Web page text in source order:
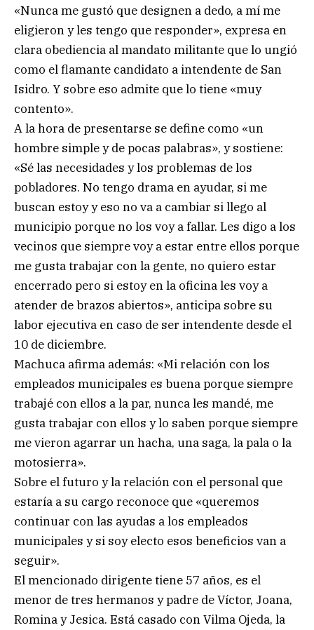
«Nunca me gustó que designen a dedo, a mí me
eligieron y les tengo que responder», expresa en
clara obediencia al mandato militante que lo ungió
como el flamante candidato a intendente de San
Isidro. Y sobre eso admite que lo tiene «muy
contento».
A la hora de presentarse se define como «un
hombre simple y de pocas palabras», y sostiene:
«Sé las necesidades y los problemas de los
pobladores. No tengo drama en ayudar, si me
buscan estoy y eso no va a cambiar si llego al
municipio porque no los voy a fallar. Les digo a los
vecinos que siempre voy a estar entre ellos porque
me gusta trabajar con la gente, no quiero estar
encerrado pero si estoy en la oficina les voy a
atender de brazos abiertos», anticipa sobre su
labor ejecutiva en caso de ser intendente desde el
10 de diciembre.
Machuca afirma además: «Mi relación con los
empleados municipales es buena porque siempre
trabajé con ellos a la par, nunca les mandé, me
gusta trabajar con ellos y lo saben porque siempre
me vieron agarrar un hacha, una saga, la pala o la
motosierra».
Sobre el futuro y la relación con el personal que
estaría a su cargo reconoce que «queremos
continuar con las ayudas a los empleados
municipales y si soy electo esos beneficios van a
seguir».
El mencionado dirigente tiene 57 años, es el
menor de tres hermanos y padre de Víctor, Joana,
Romina y Jesica. Está casado con Vilma Ojeda, la